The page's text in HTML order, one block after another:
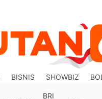
BISNIS SHOWBIZ
BRI